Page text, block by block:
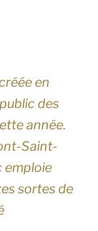
en
des
année.
Saint-
emploie
sortes de